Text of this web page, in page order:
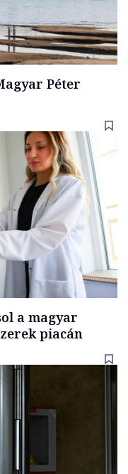
Péter
a magyar
piacán